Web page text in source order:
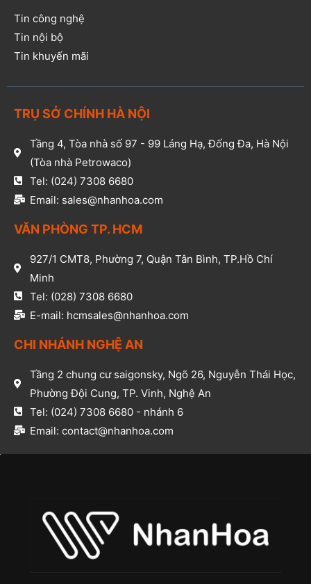
Tin công nghệ
Tin nội bộ
Tin khuyến mãi
TRỤ SỞ CHÍNH HÀ NỘI
Tầng 4, Tòa nhà số 97 - 99 Láng Hạ, Đống Đa, Hà Nội
(Tòa nhà Petrowaco)
Tel: (024) 7308 6680
Email: sales@nhanhoa.com
VĂN PHÒNG TP. HCM​
927/1 CMT8, Phường 7, Quận Tân Bình, TP.Hồ Chí
Minh​
Tel: (028) 7308 6680​
E-mail: hcmsales@nhanhoa.com​
CHI NHÁNH NGHỆ AN​
Tầng 2 chung cư saigonsky, Ngõ 26, Nguyễn Thái Học,
Phường Đội Cung, TP. Vinh, Nghệ An​
Tel: (024) 7308 6680 - nhánh 6​
Email: contact@nhanhoa.com​